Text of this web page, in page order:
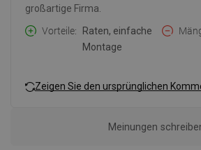
großartige Firma.
Vorteile
Raten, einfache
Montage
Zeigen Sie den ursprünglichen
Meinungen